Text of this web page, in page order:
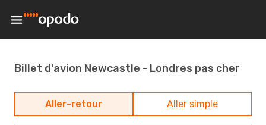
Billet d'avion Newcastle - Londres pas cher
Aller-retour Aller simple